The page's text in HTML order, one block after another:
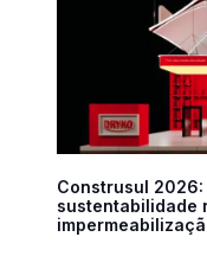
Construsul
sustentabilidade